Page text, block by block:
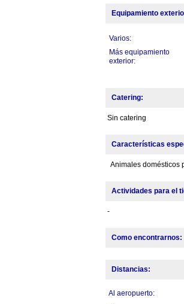
Equipamiento
Varios:
Más equipamiento
exterior:
Catering:
Sin catering
Características
Animales domésticos
Actividades para el
-
Como encontrarnos:
Distancias:
Al aeropuerto: